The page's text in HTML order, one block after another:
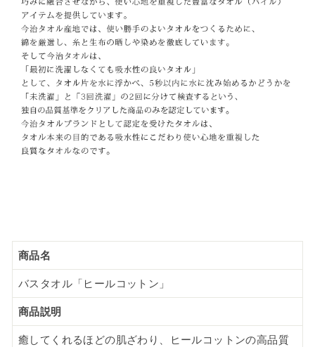
商品名
バスタオル「ヒールコットン」
商品説明
癒してくれるほどの肌ざわり、ヒールコットンの高品質